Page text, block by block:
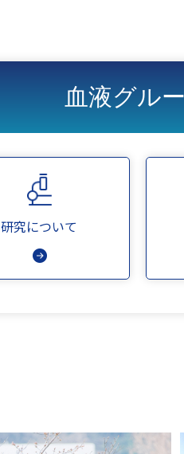
血液グル
研究について